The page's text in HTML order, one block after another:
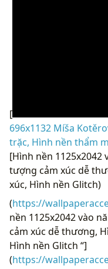
696x1132 Míša
trặc, Hình nền thẩm
[Hình nền 1125x2042
tượng cảm xúc dễ
xúc, Hình nền Glitch)
(https://
nền 1125x2042 vào
cảm xúc dễ thương,
Hình nền Glitch “]
(https://
4534782)